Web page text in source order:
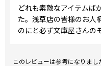
どれも素敵なアイテムば
た。浅草店の皆様のお人
のにと必ず文庫屋さんの
このレビューは参考になりまし